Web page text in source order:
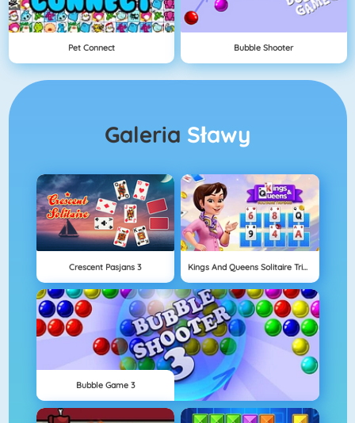
Pet Connect Bubble Shooter
Galeria Sławy
Crescent Pasjans 3 Kings And Queens Solitaire Tripeaks
Bubble Game 3